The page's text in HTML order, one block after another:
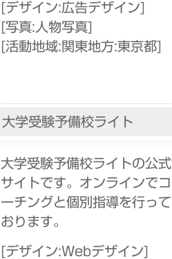
[デザイン:広告デザイン]
[写真:人物写真]
[活動地域:関東地方:東京都]
大学受験予備校ライト
大学受験予備校ライトの公式
サイトです。オンラインでコ
ーチングと個別指導を行って
おります。
[デザイン:Webデザイン]